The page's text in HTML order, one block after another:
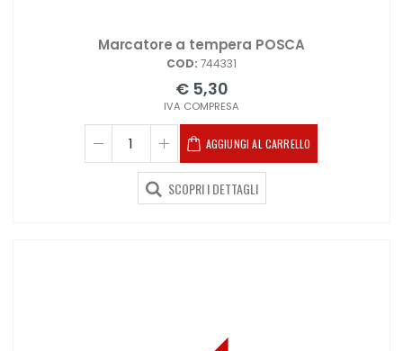
Marcatore a tempera POSCA
COD: 744331
€ 5,30
IVA COMPRESA
AGGIUNGI AL CARRELLO
SCOPRI I DETTAGLI